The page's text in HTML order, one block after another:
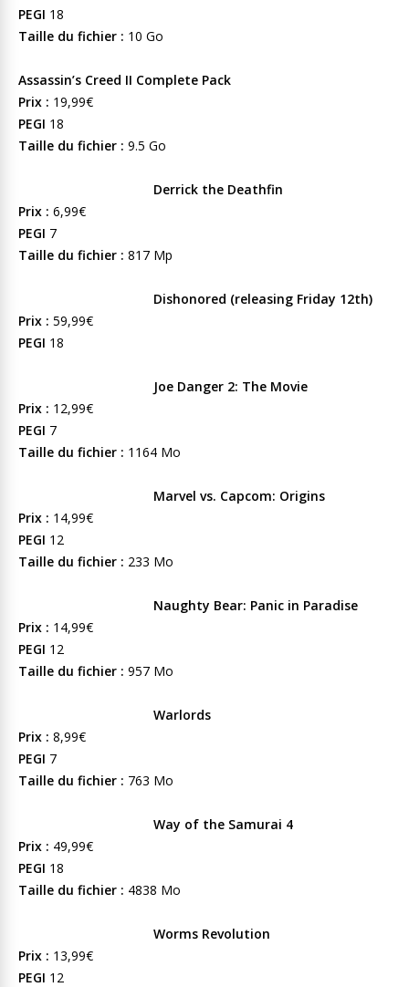
PEGI 18
Taille du fichier : 10 Go
Assassin’s Creed II Complete Pack
Prix : 19,99€
PEGI 18
Taille du fichier : 9.5 Go
Derrick the Deathfin
Prix : 6,99€
PEGI 7
Taille du fichier : 817 Mp
Dishonored (releasing Friday 12th)
Prix : 59,99€
PEGI 18
Joe Danger 2: The Movie
Prix : 12,99€
PEGI 7
Taille du fichier : 1164 Mo
Marvel vs. Capcom: Origins
Prix : 14,99€
PEGI 12
Taille du fichier : 233 Mo
Naughty Bear: Panic in Paradise
Prix : 14,99€
PEGI 12
Taille du fichier : 957 Mo
Warlords
Prix : 8,99€
PEGI 7
Taille du fichier : 763 Mo
Way of the Samurai 4
Prix : 49,99€
PEGI 18
Taille du fichier : 4838 Mo
Worms Revolution
Prix : 13,99€
PEGI 12